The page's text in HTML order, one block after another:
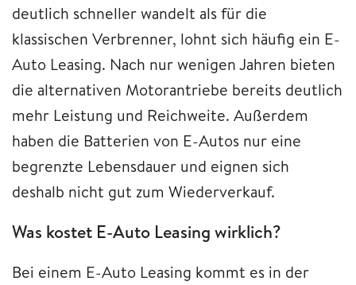
deutlich schneller wandelt als für die
klassischen Verbrenner, lohnt sich häufig ein E-
Auto Leasing. Nach nur wenigen Jahren bieten
die alternativen Motorantriebe bereits deutlich
mehr Leistung und Reichweite. Außerdem
haben die Batterien von E-Autos nur eine
begrenzte Lebensdauer und eignen sich
deshalb nicht gut zum Wiederverkauf.
Was kostet E-Auto Leasing wirklich?
Bei einem E-Auto Leasing kommt es in der